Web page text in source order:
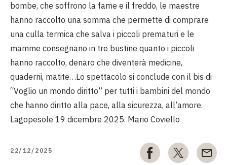
bombe, che soffrono la fame e il freddo, le maestre
hanno raccolto una somma che permette di comprare
una culla termica che salva i piccoli prematuri e le
mamme consegnano in tre bustine quanto i piccoli
hanno raccolto, denaro che diventerà medicine,
quaderni, matite…Lo spettacolo si conclude con il bis di
“Voglio un mondo diritto” per tutti i bambini del mondo
che hanno diritto alla pace, alla sicurezza, all’amore.
Lagopesole 19 dicembre 2025. Mario Coviello
22/12/2025